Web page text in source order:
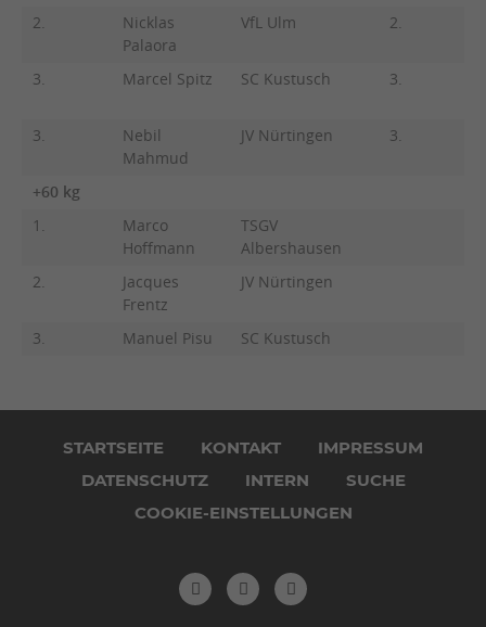
2.
Nicklas
Palaora
VfL Ulm 2.
3.
Marcel Spitz SC Kustusch 3.
3.
Nebil
Mahmud
JV Nürtingen 3.
+60 kg
1.
Marco
Hoffmann
TSGV
Albershausen
2.
Jacques
Frentz
JV Nürtingen
3. Manuel Pisu SC Kustusch
überspringen
STARTSEITE KONTAKT
IMPRESSUM
DATENSCHUTZ
INTERN
SUCHE
COOKIE-EINSTELLUNGEN